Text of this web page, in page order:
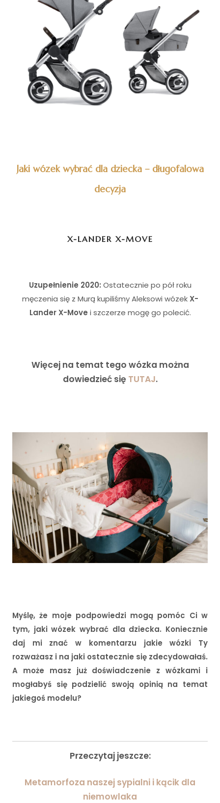
Jaki wózek wybrać dla dziecka – długofalowa
decyzja
X-LANDER X-MOVE
Uzupełnienie 2020: Ostatecznie po pół roku
męczenia się z Murą kupiliśmy Aleksowi wózekX-
Lander X-Move i szczerze mogę go polecić.
Więcej na temat tego wózka można
dowiedzieć się TUTAJ.
Myślę, że moje podpowiedzi mogą pomóc Ci w
tym, jaki wózek wybrać dla dziecka. Koniecznie
daj mi znać w komentarzu jakie wózki Ty
rozważasz i na jaki ostatecznie się zdecydowałaś.
A może masz już doświadczenie z wózkami i
mogłabyś się podzielić swoją opinią na temat
jakiegoś modelu?
Przeczytaj jeszcze:
Metamorfoza naszej sypialni i kącik dla
niemowlaka